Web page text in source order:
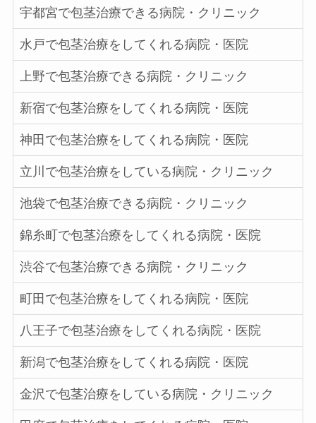
宇都宮で包茎治療できる病院・クリニック
水戸で包茎治療をしてくれる病院・医院
上野で包茎治療できる病院・クリニック
新宿で包茎治療をしてくれる病院・医院
神田で包茎治療をしてくれる病院・医院
立川で包茎治療をしている病院・クリニック
池袋で包茎治療できる病院・クリニック
錦糸町で包茎治療をしてくれる病院・医院
渋谷で包茎治療できる病院・クリニック
町田で包茎治療をしてくれる病院・医院
八王子で包茎治療をしてくれる病院・医院
新潟で包茎治療をしてくれる病院・医院
金沢で包茎治療をしている病院・クリニック